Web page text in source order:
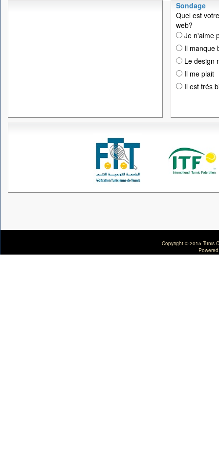
Sondage
Quel est
web?
Je n'aime
Il manque
Le design
Il me plait
Il est trés
Copyright © 2015 Tunis